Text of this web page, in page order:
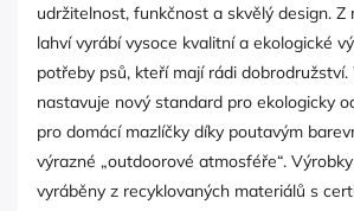
udržitelnost, funkčnost a skvělý design. Z
lahví vyrábí vysoce kvalitní a ekologické
potřeby psů, kteří mají rádi
nastavuje nový standard pro ekologicky
pro domácí mazlíčky díky poutavým
výrazné „outdoorové atmosféře“.
vyráběny z recyklovaných materiálů s